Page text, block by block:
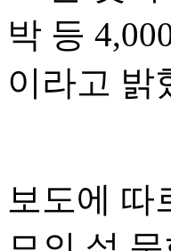
박 등
이라고 밝
보도에 따